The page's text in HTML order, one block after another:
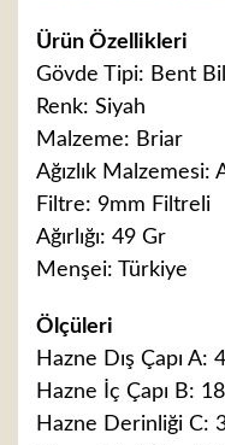
Ürün Özellikleri
Gövde Tipi: Bent
Renk: Siyah
Malzeme: Briar
Ağızlık Malzemesi:
Filtre: 9mm Filtreli
Ağırlığı: 49 Gr
Menşei: Türkiye
Ölçüleri
Hazne Dış Çapı A:
Hazne İç Çapı B:
Hazne Derinliği C: